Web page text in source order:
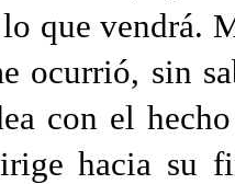
que vendrá.
ocurrió, sin
con el
hacia su